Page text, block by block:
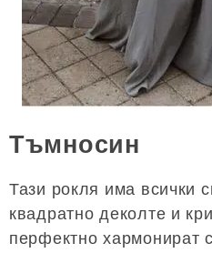
Тъмносин
Тази рокля има всички
квадратно деколте и
перфектно хармонират